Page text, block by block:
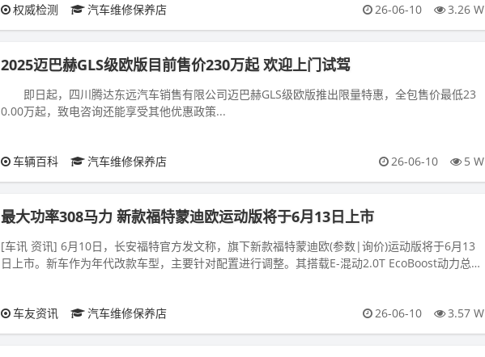
权威检测 汽车维修保养店 26-06-10 3.26 W
2025迈巴赫GLS级欧版目前售价230万起 欢迎上门试驾
即日起，四川腾达东远汽车销售有限公司迈巴赫GLS级欧版推出限量特惠，全包售价最低23
0.00万起，致电咨询还能享受其他优惠政策...
车辆百科 汽车维修保养店 26-06-10 5 W
最大功率308马力 新款福特蒙迪欧运动版将于6月13日上市
[车讯 资讯] 6月10日，长安福特官方发文称，旗下新款福特蒙迪欧(参数|询价)运动版将于6月13
日上市。新车作为年代改款车型，主要针对配置进行调整。其搭载E-混动2.0T EcoBoost动力总
车友资讯 汽车维修保养店 26-06-10 3.57 W